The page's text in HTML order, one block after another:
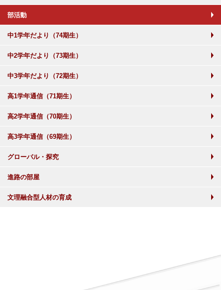
部活動
中1学年だより（74期生）
中2学年だより（73期生）
中3学年だより（72期生）
高1学年通信（71期生）
高2学年通信（70期生）
高3学年通信（69期生）
グローバル・探究
進路の部屋
文理融合型人材の育成